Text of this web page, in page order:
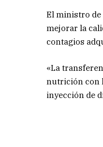
El ministro de
mejorar la
contagios
«La
nutrición con
inyección de